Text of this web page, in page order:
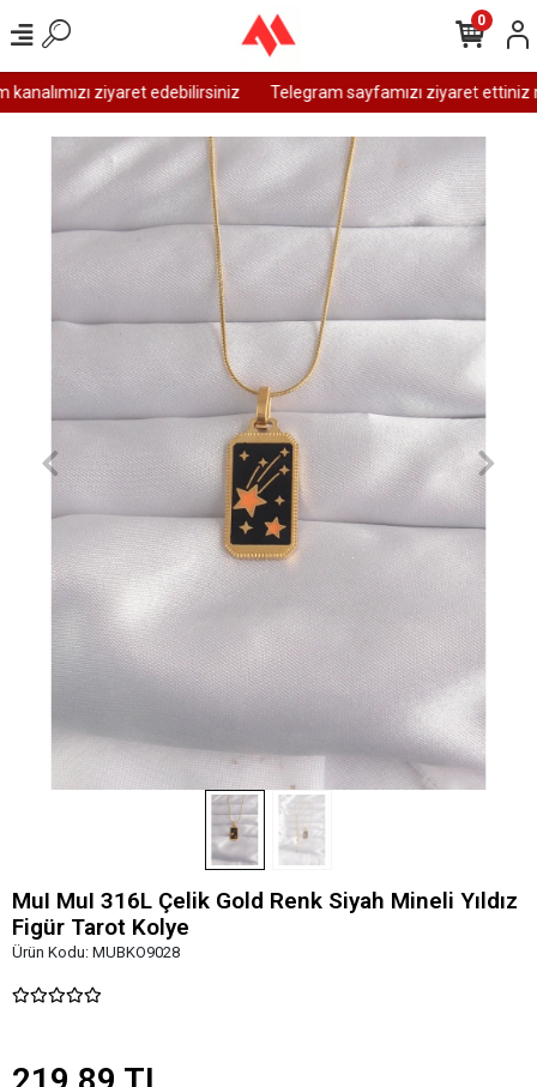
ziyaret edebilirsiniz Telegram sayfamızı ziyaret ettiniz
0
MuI MuI 316L Çelik Gold Renk Siyah Mineli Yıldız
Figür Tarot Kolye
Ürün Kodu: MUBKO9028